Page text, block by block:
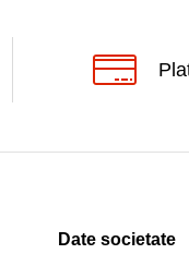
Date societate